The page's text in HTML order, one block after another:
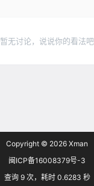
暂无讨论，说说你的看法吧
Copyright © 2026 Xman
闽ICP备16008379号-3
查询 9 次，耗时 0.6283 秒